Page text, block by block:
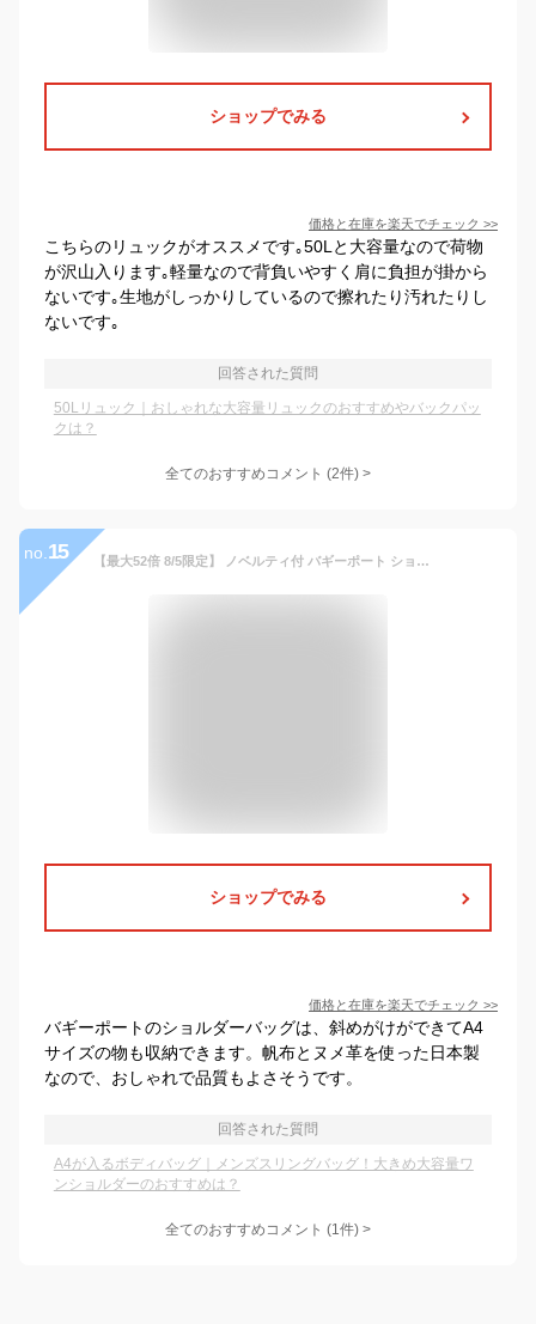
ショップでみる
価格と在庫を楽天でチェック >>
こちらのリュックがオススメです｡50Lと大容量なので荷物
が沢山入ります｡軽量なので背負いやすく肩に負担が掛から
ないです｡生地がしっかりしているので擦れたり汚れたりし
ないです｡
回答された質問
50Lリュック｜おしゃれな大容量リュックのおすすめやバックパッ
クは？
全てのおすすめコメント (2件) >
no. 15 【最大52倍 8/5限定】 ノベルティ付 バギーポート ショルダーバッグ BAGGY PORT 斜めがけ バッグ A4 軽量 BLACK ボディバッグ メッセンジャーバッグ 帆布 10号 PC収納 日本製 おしゃれ ブランド メンズ レディース YNM-416N
ショップでみる
価格と在庫を楽天でチェック >>
バギーポートのショルダーバッグは、斜めがけができてA4
サイズの物も収納できます。帆布とヌメ革を使った日本製
なので、おしゃれで品質もよさそうです。
回答された質問
A4が入るボディバッグ｜メンズスリングバッグ！大きめ大容量ワ
ンショルダーのおすすめは？
全てのおすすめコメント (1件) >